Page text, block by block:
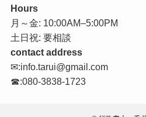
Hours
月～金: 10:00AM–5:00PM
土日祝: 要相談
contact address
✉:info.tarui@gmail.com
☎:080-3838-1723